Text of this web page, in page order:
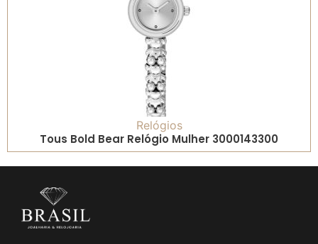
Relógios
Tous Bold Bear Relógio Mulher 3000143300